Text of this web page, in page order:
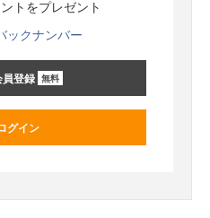
トをプレゼント
ックナンバー
登録 無料
グイン